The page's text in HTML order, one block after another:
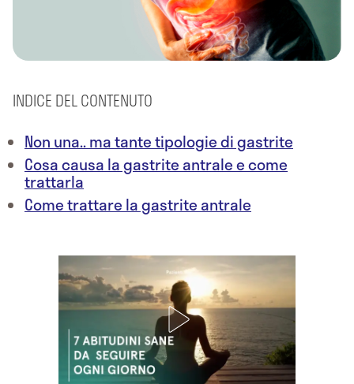
INDICE DEL CONTENUTO
Non una.. ma tante tipologie di gastrite
Cosa causa la gastrite antrale e come
trattarla
Come trattare la gastrite antrale